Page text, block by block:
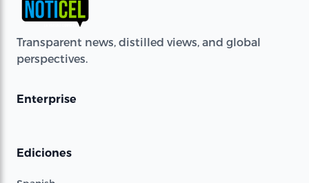
Transparent news, distilled views, and global
perspectives.
Enterprise
Ediciones